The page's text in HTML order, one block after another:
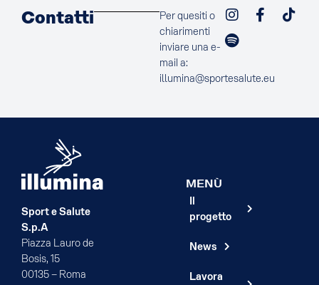
Contatti
Per quesiti o
chiarimenti
inviare una e-
mail a:
illumina@sportesalute.eu
Sport e Salute
S.p.A
Piazza Lauro de
Bosis, 15
00135 – Roma
MENÙ
Il
progetto
News
Lavora